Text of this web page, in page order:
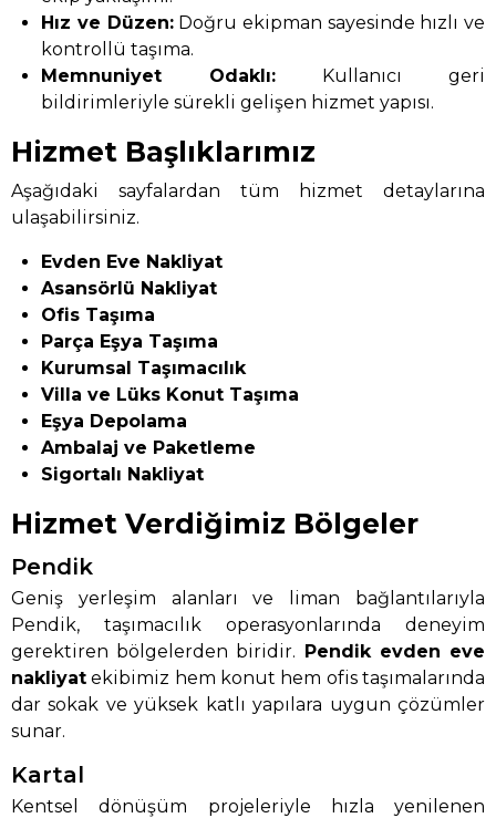
Hız ve Düzen:Doğru ekipman sayesinde hızlı ve
kontrollü taşıma.
Memnuniyet Odaklı: Kullanıcı geri
bildirimleriyle sürekli gelişen hizmet yapısı.
Hizmet Başlıklarımız
Aşağıdaki sayfalardan tüm hizmet detaylarına
ulaşabilirsiniz.
Evden Eve Nakliyat
Asansörlü Nakliyat
Ofis Taşıma
Parça Eşya Taşıma
Kurumsal Taşımacılık
Villa ve Lüks Konut Taşıma
Eşya Depolama
Ambalaj ve Paketleme
Sigortalı Nakliyat
Hizmet Verdiğimiz Bölgeler
Pendik
Geniş yerleşim alanları ve liman bağlantılarıyla
Pendik, taşımacılık operasyonlarında deneyim
gerektiren bölgelerden biridir. Pendik evden eve
nakliyat ekibimiz hem konut hem ofis taşımalarında
dar sokak ve yüksek katlı yapılara uygun çözümler
sunar.
Kartal
Kentsel dönüşüm projeleriyle hızla yenilenen